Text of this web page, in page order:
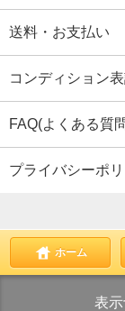
送料・お支払い
コンディション
FAQ(よくある質問
プライバシーポ
ホーム
表